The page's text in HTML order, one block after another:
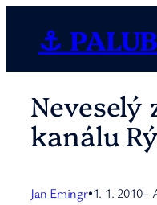
obsah
⚓
Neveselý
kanálu
Jan Emingr•1. 1. 2010–